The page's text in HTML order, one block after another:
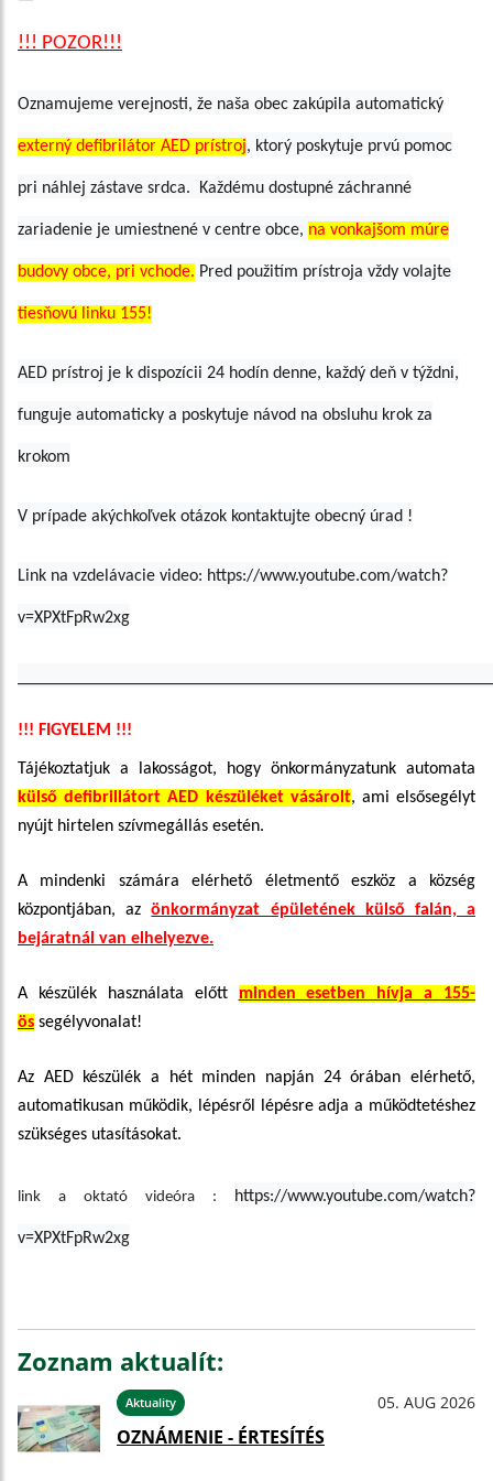
!!! POZOR!!!
Oznamujeme verejnosti, že naša obec zakúpila automatický
externý defibrilátor AED prístroj, ktorý poskytuje prvú pomoc
pri náhlej zástave srdca. Každému dostupné záchranné
zariadenie je umiestnené v centre obce, na vonkajšom múre
budovy obce, pri vchode. Pred použitím prístroja vždy volajte
tiesňovú linku 155!
AED prístroj je k dispozícii 24 hodín denne, každý deň v týždni,
funguje automaticky a poskytuje návod na obsluhu krok za
krokom
V prípade akýchkoľvek otázok kontaktujte obecný úrad !
Link na vzdelávacie video: https://www.youtube.com/watch?
v=XPXtFpRw2xg
!!! FIGYELEM !!!
Tájékoztatjuk a lakosságot, hogy önkormányzatunk automata
külső defibrillátort AED készüléket vásárolt, ami elsősegélyt
nyújt hirtelen szívmegállás esetén.
A mindenki számára elérhető életmentő eszköz a község
központjában, azönkormányzat épületének külső falán, a
bejáratnál van elhelyezve.
A készülék használata előtt minden esetben hívja a 155-
ös segélyvonalat!
Az AED készülék a hét minden napján 24 órában elérhető,
automatikusan működik, lépésről lépésre adja a működtetéshez
szükséges utasításokat.
link a oktató videóra : https://www.youtube.com/watch?
v=XPXtFpRw2xg
Zoznam aktualít:
Aktuality 05. AUG 2026
OZNÁMENIE - ÉRTESÍTÉS